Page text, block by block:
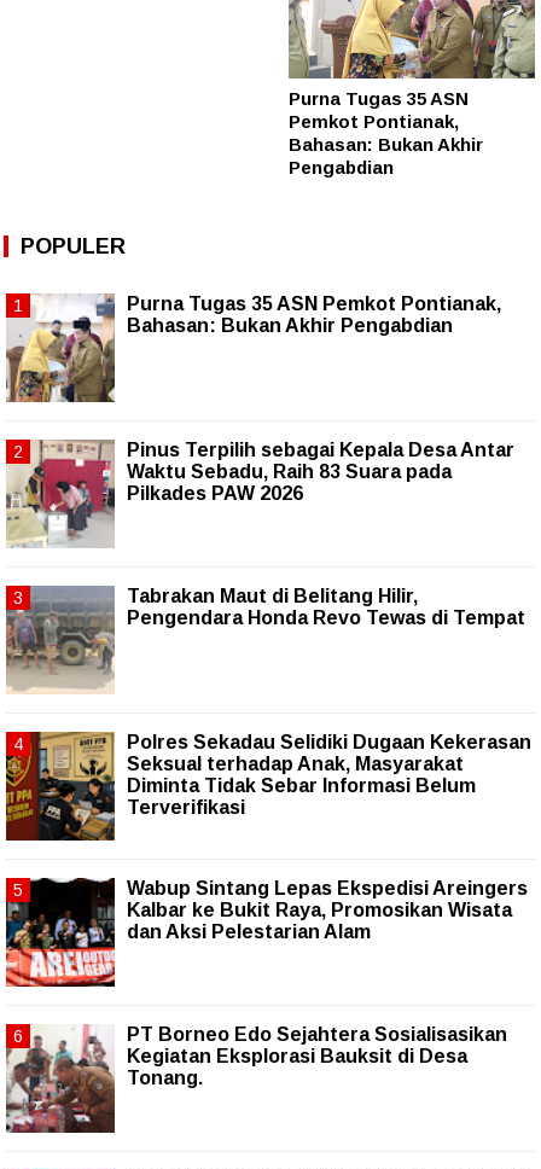
Purna Tugas 35 ASN
Pemkot Pontianak,
Bahasan: Bukan Akhir
Pengabdian
POPULER
Purna Tugas 35 ASN Pemkot Pontianak,
Bahasan: Bukan Akhir Pengabdian
Pinus Terpilih sebagai Kepala Desa Antar
Waktu Sebadu, Raih 83 Suara pada
Pilkades PAW 2026
Tabrakan Maut di Belitang Hilir,
Pengendara Honda Revo Tewas di Tempat
Polres Sekadau Selidiki Dugaan Kekerasan
Seksual terhadap Anak, Masyarakat
Diminta Tidak Sebar Informasi Belum
Terverifikasi
Wabup Sintang Lepas Ekspedisi Areingers
Kalbar ke Bukit Raya, Promosikan Wisata
dan Aksi Pelestarian Alam
PT Borneo Edo Sejahtera Sosialisasikan
Kegiatan Eksplorasi Bauksit di Desa
Tonang.